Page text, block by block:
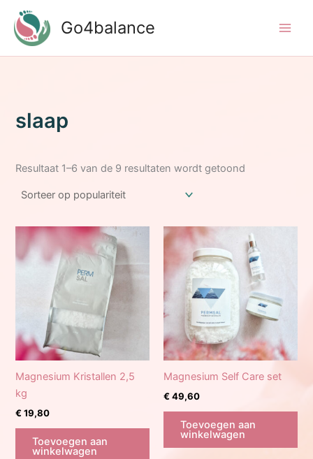
naar
inhoud
Go4balance
slaap
Resultaat 1–6 van de 9 resultaten wordt getoond
Magnesium Kristallen 2,5
kg
€19,80
Toevoegen aan
winkelwagen
Magnesium Self Care set
€49,60
Toevoegen aan
winkelwagen